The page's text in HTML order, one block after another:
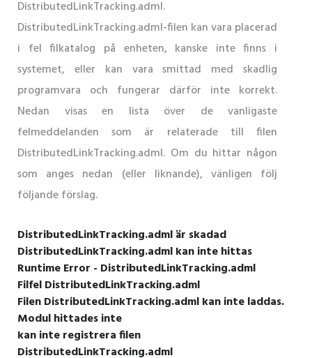
DistributedLinkTracking.adml.
DistributedLinkTracking.adml-filen kan vara placerad
i fel filkatalog på enheten, kanske inte finns i
systemet, eller kan vara smittad med skadlig
programvara och fungerar därför inte korrekt.
Nedan visas en lista över de vanligaste
felmeddelanden som är relaterade till filen
DistributedLinkTracking.adml. Om du hittar någon
som anges nedan (eller liknande), vänligen följ
följande förslag.
DistributedLinkTracking.adml är skadad
DistributedLinkTracking.adml kan inte hittas
Runtime Error - DistributedLinkTracking.adml
Filfel DistributedLinkTracking.adml
Filen DistributedLinkTracking.adml kan inte laddas.
Modul hittades inte
kan inte registrera filen
DistributedLinkTracking.adml